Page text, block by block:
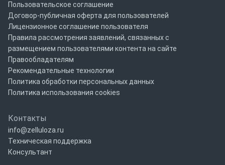
Пользовательское соглашение
Договор-публичная оферта для пользователей
Лицензионное соглашение пользователя
Правила рассмотрения заявлений, связанных с
размещением пользователями контента на сайте
Правообладателям
Рекомендательные технологии
Политика обработки персональных данных
Политика использования cookies
Контакты
info@zelluloza.ru
Техническая поддержка
Консультант